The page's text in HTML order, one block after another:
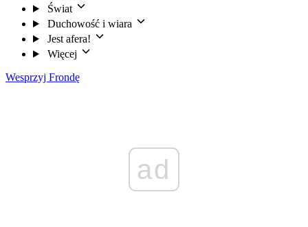
Świat
Duchowość i wiara
Jest afera!
Więcej
Wesprzyj Frondę
ad